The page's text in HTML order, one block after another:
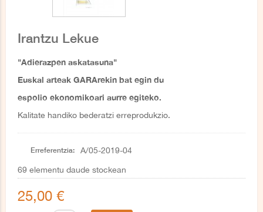
Irantzu Lekue
"Adierazpen askatasuna"
Euskal arteak GARArekin bat egin du
espolio ekonomikoari aurre egiteko.
Kalitate handiko bederatzi erreprodukzio.
Erreferentzia: A/05-2019-04
69 elementu daude stockean
25,00 €